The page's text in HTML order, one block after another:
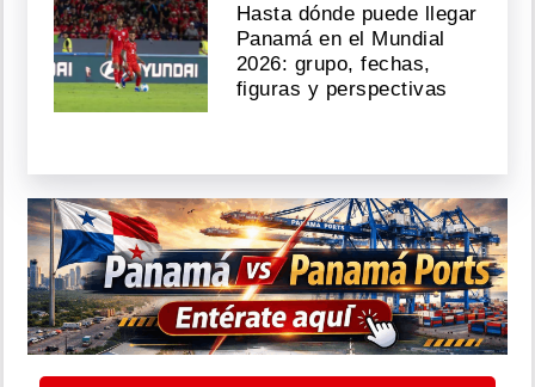
Hasta dónde puede llegar
Panamá en el Mundial
2026: grupo, fechas,
figuras y perspectivas